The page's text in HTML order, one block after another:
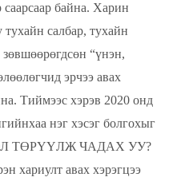
саарсаар байна. Харин
салбар, тухайн
“үнэн,
эрчээ авах
Тиймээс хэрэв 2020 онд
нэг хэсэг болгохыг
ТӨРҮҮЛЖ ЧАДАХ УУ?
хариулт авах хэрэгцээ